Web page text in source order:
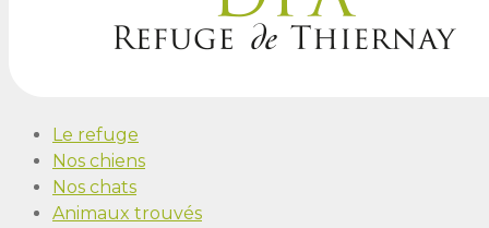
Le refuge
Nos chiens
Nos chats
Animaux trouvés